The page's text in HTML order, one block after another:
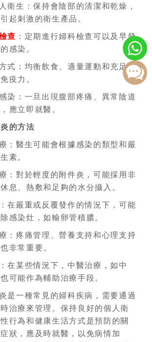
衛生：保持會陰部的清潔和乾燥，
起刺激的衛生產品。
查 ：定期進行婦科檢查可以及早發
感染。
式：均衡飲食、適量運動和充足睡
疫力。
染：一旦出現腹部疼痛、異常陰道
應立即就醫。
的方法
：醫生可能會根據感染的類型和嚴
素。
：對於輕度的附件炎，可能採用非
息、熱敷和足夠的水分攝入。
在嚴重或反覆發作的情況下，可能
感染灶，如輸卵管積膿。
：疼痛管理、營養支持和心理支持
非常重要。
在某些情況下，中醫治療，如中
可能作為輔助治療手段。
是一種常見的婦科疾病，需要通過
治療來管理。保持良好的個人衛
行為和健康生活方式是預防的關
狀，應及時就醫，以免病情加